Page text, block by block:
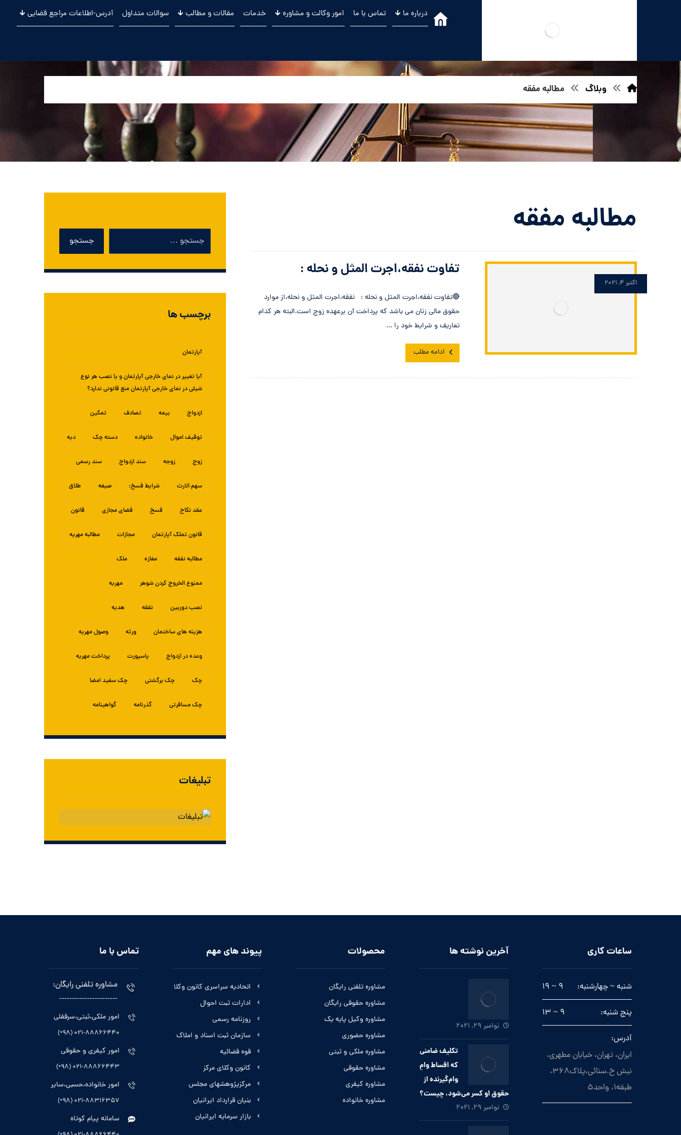
درباره ما 🡳 تماس با ما امور وکالت و مشاوره 🡳 خدمات مقالات و مطالب 🡳 سوالات متداول آدرس-اطلاعات مراجع قضایی 🡳 .
وبلاگ مطالبه مفقه
مطالبه مفقه
تفاوت نفقه،اجرت المثل و نحله :
اکتبر 4, 2021
🔴تفاوت نفقه،اجرت المثل و نحله : نفقه،اجرت المثل و نحله،از موارد
حقوق مالی زنان می باشد که پرداخت آن برعهده زوج است.البته هر کدام
تعاریف و شرایط خود را ...
ادامه مطلب
برچسب ها
آپارتمان
آیا تغییر در نمای خارجی آپارتمان و یا نصب هر نوع
شیئی در نمای خارجی آپارتمان منع قانونی ندارد؟
ازدواج بیمه تصادف تمکین
توقیف اموال خانواده دسته چک دیه
زوج زوجه سند ازدواج سند رسمی
سهم الارث شرایط فسخ: صیغه طلاق
عقد نکاح فسخ فضای مجازی قانون
قانون تملک آپارتمان مجازات مطالبه مهریه
مطالبه نفقه مغازه ملک
ممنوع الخروج کردن شوهر مهریه
نصب دوربین نفقه هدیه
هزینه های ساختمان ورثه وصول مهریه
وعده در ازدواج پاسپورت پرداخت مهریه
چک چک برگشتی چک سفید امضا
چک مسافرتی گذرنامه گواهینامه
تبلیغات
ساعات کاری
شنبه ~ چهارشنبه: 9 ~ 19
پنج شنبه: 9 ~ 13
آدرس:
ایران، تهران، خیابان مطهری،
نبش خ.سنائی،پلاک368،
طبقه1، واحد5
آخرین نوشته ها
نوامبر 29, 2021
تکلیف ضامنی
که اقساط وامِ
وام‌گیرنده از
حقوق او کسر می‌شود، چیست؟
نوامبر 29, 2021
محصولات
مشاوره تلفنی رایگان
مشاوره حقوقی رایگان
مشاوره وکیل پایه یک
مشاوره حضوری
مشاوره ملکی و ثبتی
مشاوره حقوقی
مشاوره کیفری
مشاوره خانواده
پیوند های مهم
اتحادیه سراسری کانون وکلا
ادارات ثبت احوال
روزنامه رسمی
سازمان ثبت اسناد و املاک
قوه قضائیه
کانون وکلای مرکز
مرکزپژوهشهای مجلس
بنیان قرارداد ایرانیان
بازار سرمایه ایرانیان
تماس با ما
مشاوره تلفنی رایگان:
-----------------------
امور ملکی،ثبتی،سرقفلی
021-88866440 (98+)
امور کیفری و حقوقی
021-88866443 (98+)
امور خانواده،حسبی،سایر
021-88316357 (98+)
سامانه پیام کوتاه